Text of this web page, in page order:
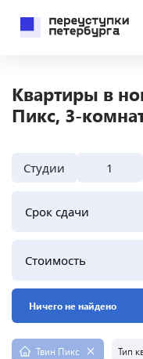
Квартиры в
Пикс, 3-
Студии 1
Срок сдачи
Стоимость
Ничего не найдено
Твин Пикс Тип